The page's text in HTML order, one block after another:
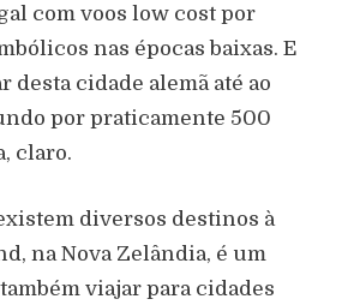
com voos low cost por
nas épocas baixas. E
desta cidade alemã até ao
por praticamente 500
claro.
diversos destinos à
na Nova Zelândia, é um
viajar para cidades